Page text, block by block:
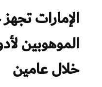
أحدث الأخبار
سوالف الدار
بيزنس
الإمارات
الموهوبين
خلال عامين